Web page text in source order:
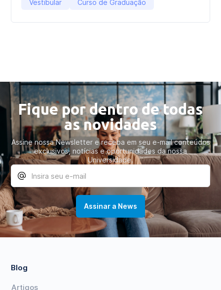
Vestibular Curso de Graduação
Fique por dentro de todas
as novidades
Assine nossa Newsletter e receba em seu e-mail conteúdos
exclusivos, notícias e oportunidades da nossa
Universidade.
Blog
Artigos